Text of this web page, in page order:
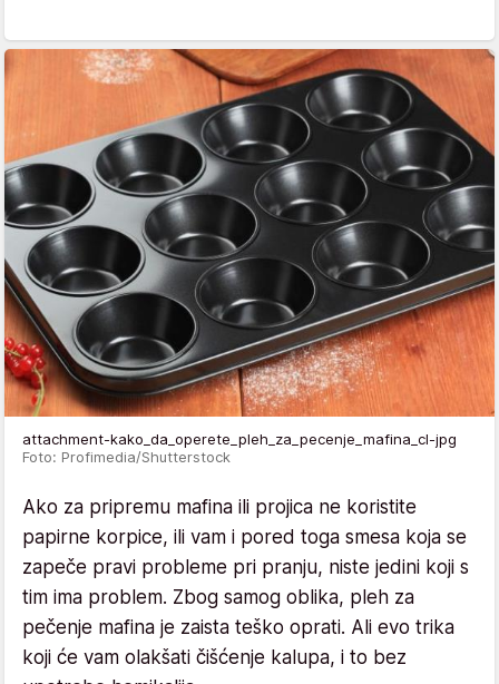
attachment-kako_da_operete_pleh_za_pecenje_mafina_cl-jpg
Foto: Profimedia/Shutterstock
Ako za pripremu mafina ili projica ne koristite
papirne korpice, ili vam i pored toga smesa koja se
zapeče pravi probleme pri pranju, niste jedini koji s
tim ima problem. Zbog samog oblika, pleh za
pečenje mafina je zaista teško oprati. Ali evo trika
koji će vam olakšati čišćenje kalupa, i to bez